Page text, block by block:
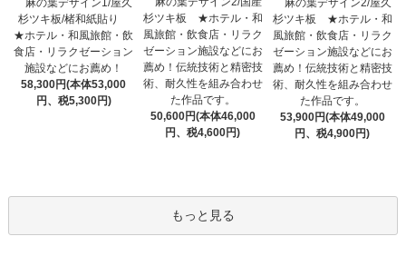
麻の葉デザイン1/屋久
杉ツキ板/楮和紙貼り
★ホテル・和風旅館・飲
食店・リラクゼーション
施設などにお薦め！
58,300円(本体53,000
円、税5,300円)
杉ツキ板 ★ホテル・和
風旅館・飲食店・リラク
ゼーション施設などにお
薦め！伝統技術と精密技
術、耐久性を組み合わせ
た作品です。
50,600円(本体46,000
円、税4,600円)
麻の葉デザイン2/屋久
杉ツキ板 ★ホテル・和
風旅館・飲食店・リラク
ゼーション施設などにお
薦め！伝統技術と精密技
術、耐久性を組み合わせ
た作品です。
53,900円(本体49,000
円、税4,900円)
もっと見る